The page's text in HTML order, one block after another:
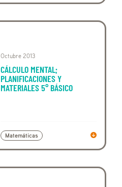
Octubre 2013
CÁLCULO MENTAL;
PLANIFICACIONES Y
MATERIALES 5° BÁSICO
Matemáticas